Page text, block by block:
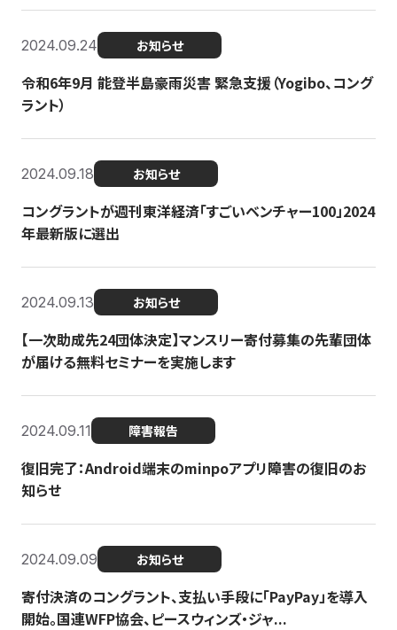
2024.09.24 お知らせ
令和6年9月 能登半島豪雨災害 緊急支援（Yogibo、コング
ラント）
2024.09.18 お知らせ
コングラントが週刊東洋経済「すごいベンチャー100」2024
年最新版に選出
2024.09.13 お知らせ
【一次助成先24団体決定】マンスリー寄付募集の先輩団体
が届ける無料セミナーを実施します
2024.09.11 障害報告
復旧完了：Android端末のminpoアプリ障害の復旧のお
知らせ
2024.09.09 お知らせ
寄付決済のコングラント、支払い手段に「PayPay」を導入
開始。国連WFP協会、ピースウィンズ・ジャ...